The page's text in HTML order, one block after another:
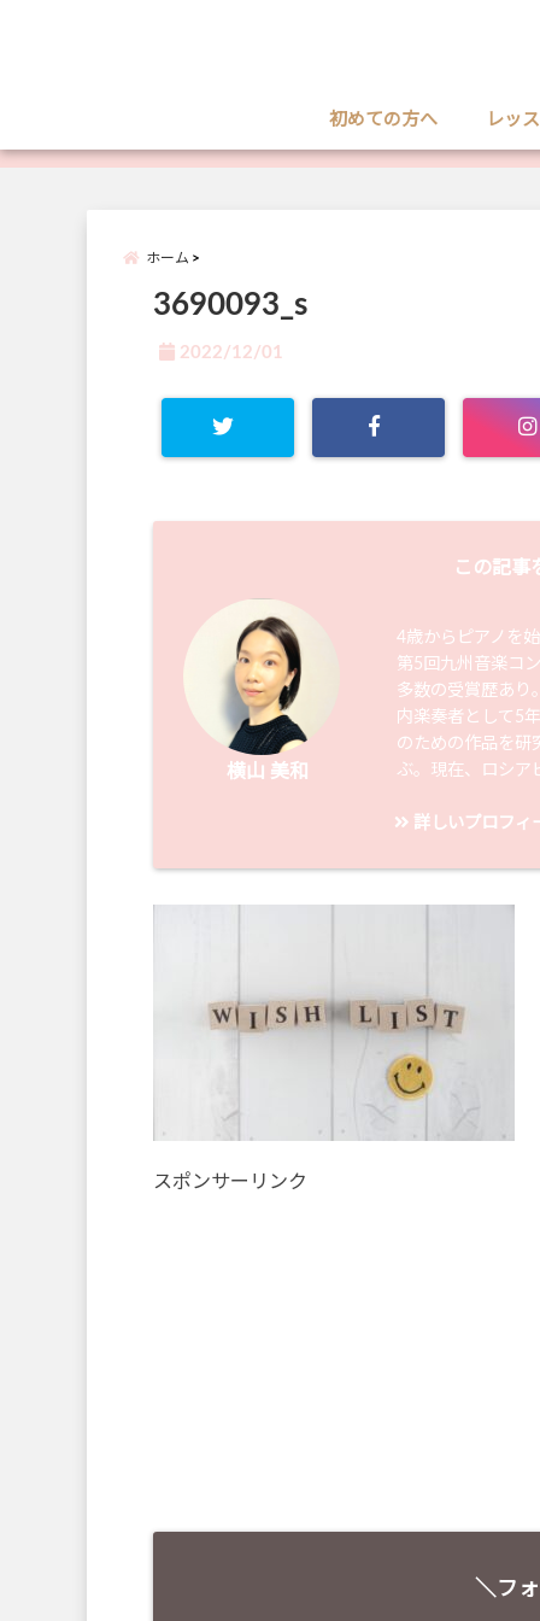
初めての方へ レッ
ホーム
3690093_s
2022/12/01
この記事
横山 美和
4歳からピアノを
第5回九州音楽コ
多数の受賞歴あり
内楽奏者として5
のための作品を研
ぶ。現在、ロシア
詳しいプロフィ
スポンサーリンク
＼フ